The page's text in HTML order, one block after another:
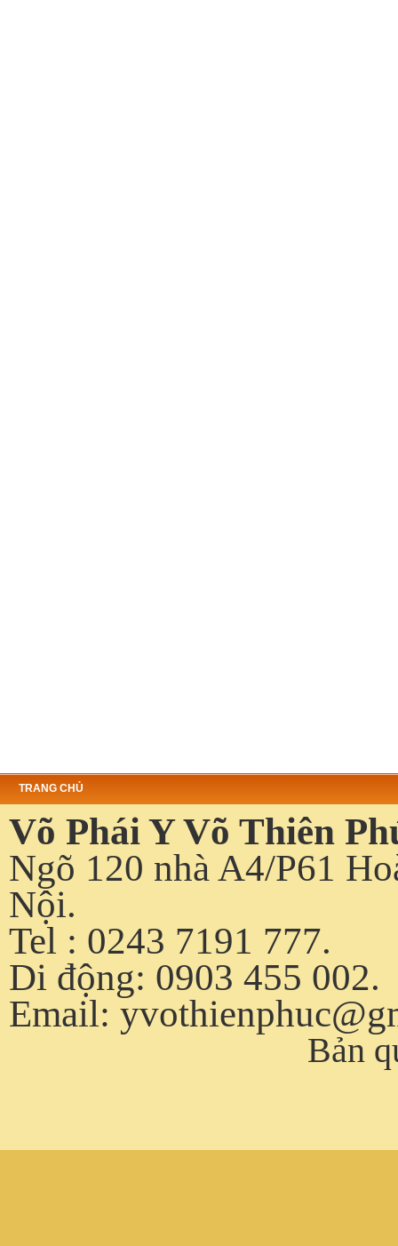
TRANG CHỦ
Võ Phái Y Võ Thiên
Ngõ 120 nhà A4/P61
Nội.
Tel : 0243 7191 777.
Di động: 0903 455 002.
Email:
Bản